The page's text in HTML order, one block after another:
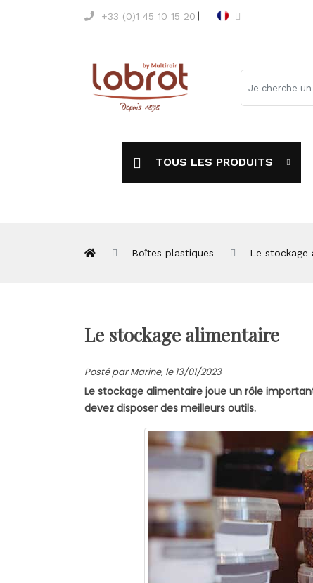
+33 (0)1 45 10 15 20
TOUS LES PRODUITS
Boîtes plastiques Le stockage
Le stockage alimentaire
Posté par Marine, le 13/01/2023
Le stockage alimentaire joue un rôle
devez disposer des meilleurs outils.